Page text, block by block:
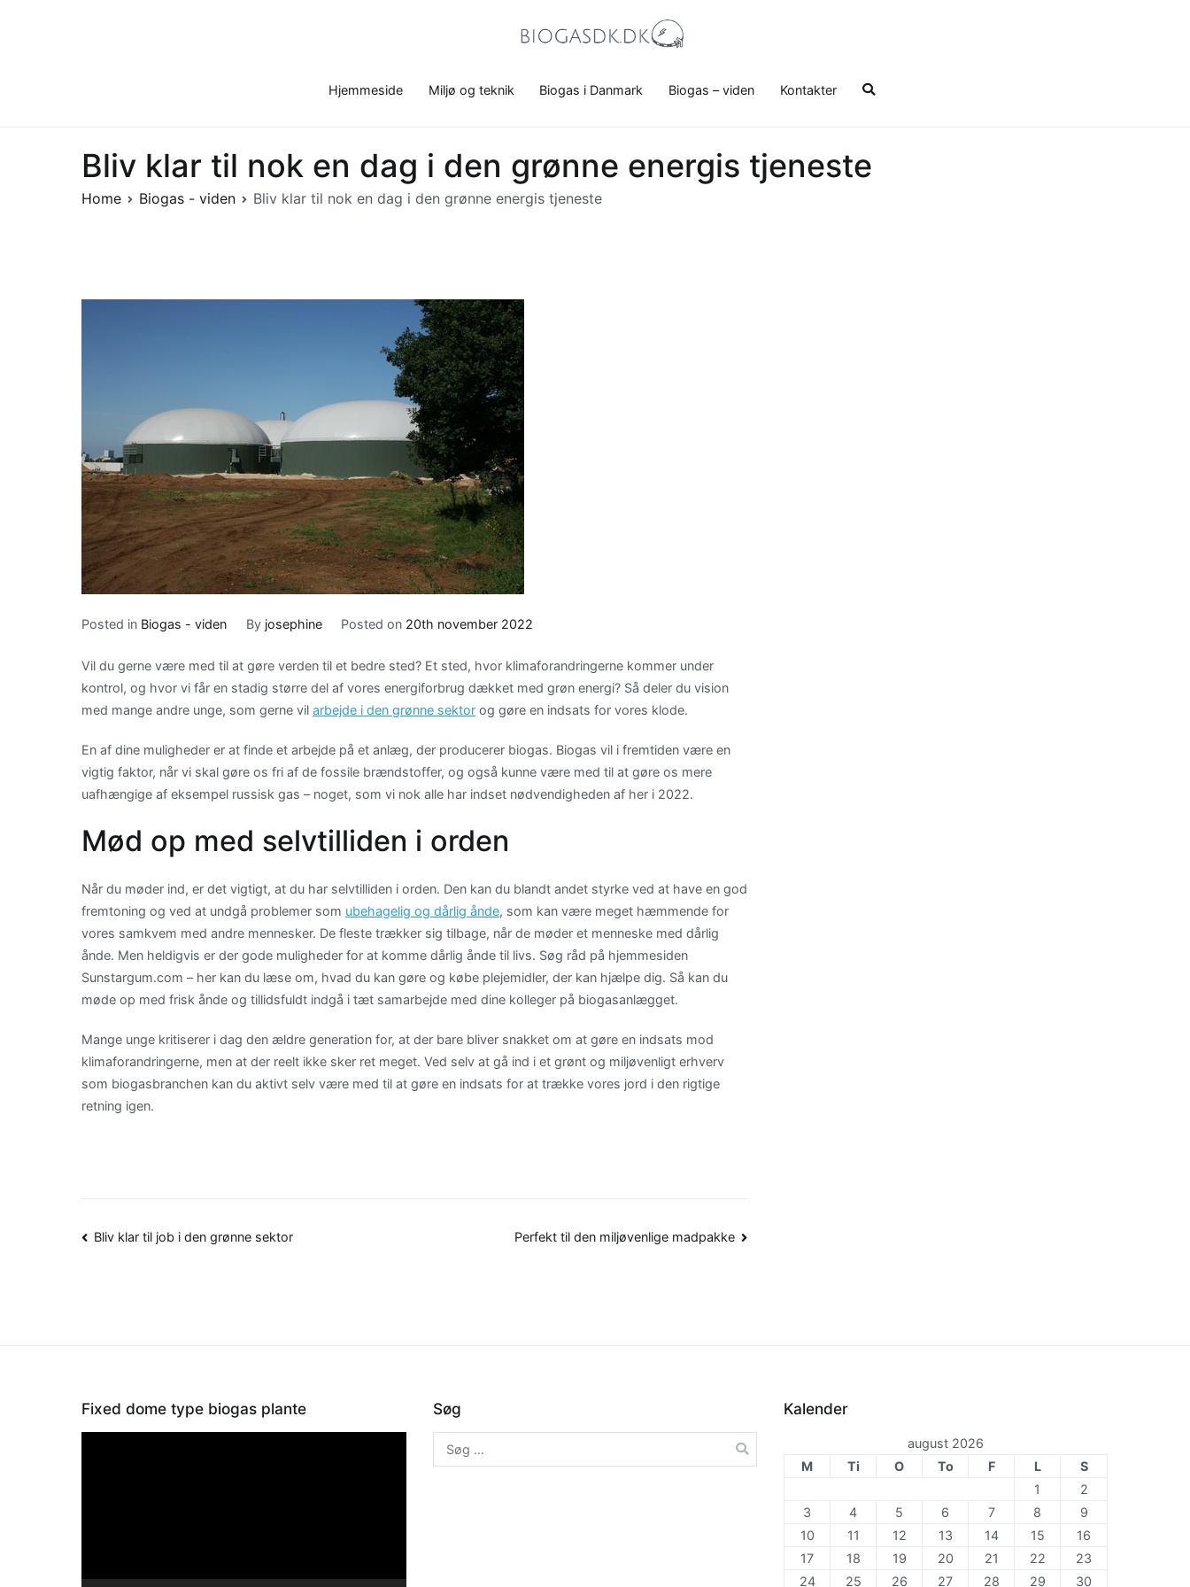
Hjemmeside
Miljø og teknik Biogas i Danmark Biogas – viden Kontakter
Bliv klar til nok en dag i den grønne energis tjeneste
Home Biogas - viden Bliv klar til nok en dag i den grønne energis tjeneste
Posted in Biogas - viden By josephine Posted on 20th november 2022
Vil du gerne være med til at gøre verden til et bedre sted? Et sted, hvor klimaforandringerne kommer under
kontrol, og hvor vi får en stadig større del af vores energiforbrug dækket med grøn energi? Så deler du vision
med mange andre unge, som gerne vil arbejde i den grønne sektor og gøre en indsats for vores klode.
En af dine muligheder er at finde et arbejde på et anlæg, der producerer biogas. Biogas vil i fremtiden være en
vigtig faktor, når vi skal gøre os fri af de fossile brændstoffer, og også kunne være med til at gøre os mere
uafhængige af eksempel russisk gas – noget, som vi nok alle har indset nødvendigheden af her i 2022.
Mød op med selvtilliden i orden
Når du møder ind, er det vigtigt, at du har selvtilliden i orden. Den kan du blandt andet styrke ved at have en god
fremtoning og ved at undgå problemer som ubehagelig og dårlig ånde, som kan være meget hæmmende for
vores samkvem med andre mennesker. De fleste trækker sig tilbage, når de møder et menneske med dårlig
ånde. Men heldigvis er der gode muligheder for at komme dårlig ånde til livs. Søg råd på hjemmesiden
Sunstargum.com – her kan du læse om, hvad du kan gøre og købe plejemidler, der kan hjælpe dig. Så kan du
møde op med frisk ånde og tillidsfuldt indgå i tæt samarbejde med dine kolleger på biogasanlægget.
Mange unge kritiserer i dag den ældre generation for, at der bare bliver snakket om at gøre en indsats mod
klimaforandringerne, men at der reelt ikke sker ret meget. Ved selv at gå ind i et grønt og miljøvenligt erhverv
som biogasbranchen kan du aktivt selv være med til at gøre en indsats for at trække vores jord i den rigtige
retning igen.
Indlægsnavigation
Bliv klar til job i den grønne sektor Perfekt til den miljøvenlige madpakke
Fixed dome type biogas plante Søg
Søg
efter:
Kalender
august 2026
M
Ti O To F L
S
1
2
3
4 5 6 7 8
9
10
11 12 13 14 15
16
17
18 19 20 21 22
23
24
25 26 27 28 29 30